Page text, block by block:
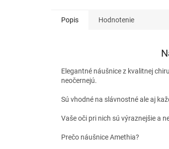
Popis Hodnotenie
Elegantné náušnice z kvalitnej
neočernejú.
Sú vhodné na slávnostné ale aj
Vaše oči pri nich sú výraznejšie a
Prečo náušnice Amethia?